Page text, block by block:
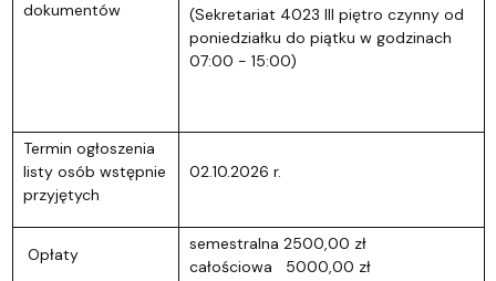
dokumentów
(Sekretariat 4023 III piętro czynny od
poniedziałku do piątku w godzinach
07:00 - 15:00)
Termin ogłoszenia
listy osób wstępnie
przyjętych
02.10.2026 r.
Opłaty
semestralna 2500,00 zł
całościowa 5000,00 zł